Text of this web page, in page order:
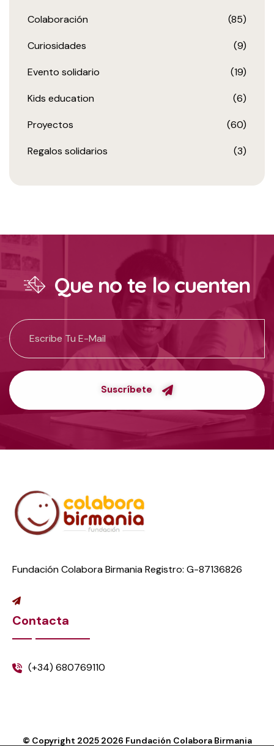
Colaboración (85)
Curiosidades (9)
Evento solidario (19)
Kids education (6)
Proyectos (60)
Regalos solidarios (3)
Que no te lo cuenten
Suscríbete
Fundación Colabora Birmania Registro: G-87136826
Contacta
(+34) 680769110
© Copyright 2025 2026 Fundación Colabora Birmania